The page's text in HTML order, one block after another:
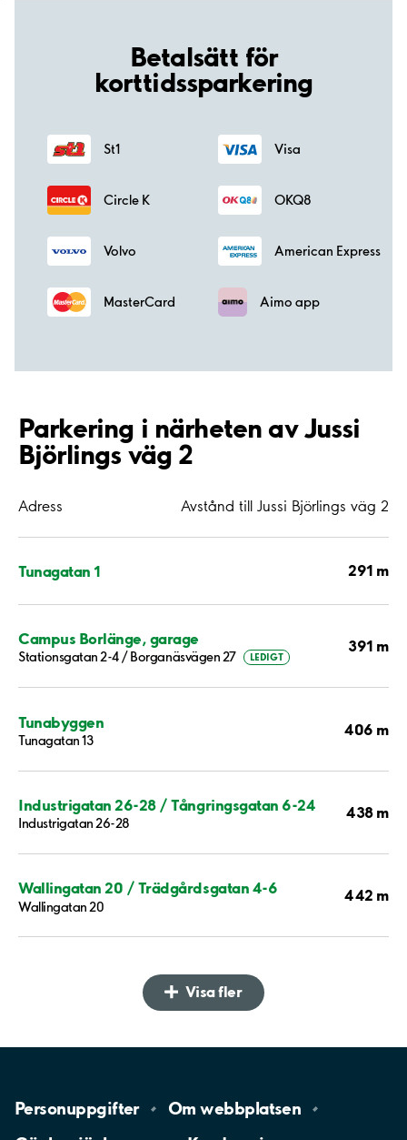
Betalsätt för
korttidssparkering
St1 Visa
Circle K OKQ8
Volvo American Express
MasterCard Aimo app
Parkering i närheten av Jussi
Björlings väg 2
Adress Avstånd till Jussi Björlings väg 2
Tunagatan 1 291 m
Campus Borlänge, garage
Stationsgatan 2-4 / Borganäsvägen 27 LEDIGT
391 m
Tunabyggen
Tunagatan 13
406 m
Industrigatan 26-28 / Tångringsgatan 6-24
Industrigatan 26-28
438 m
Wallingatan 20 / Trädgårdsgatan 4-6
Wallingatan 20
442 m
Visa fler
Personuppgifter Omwebbplatsen